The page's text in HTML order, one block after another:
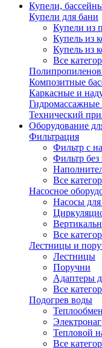
Купели,
Купели для бани
Купели из
Купель из
Купель из
Все
Композитные
Каркасные и
Технический
Оборудование
Фильтрация
Фильтр с
Фильтр без
Все
Насосное
Насосы для
Все
Лестницы и
Лестницы
Поручни
Адаптеры
Все
Подогрев воды
Тепловой
Все